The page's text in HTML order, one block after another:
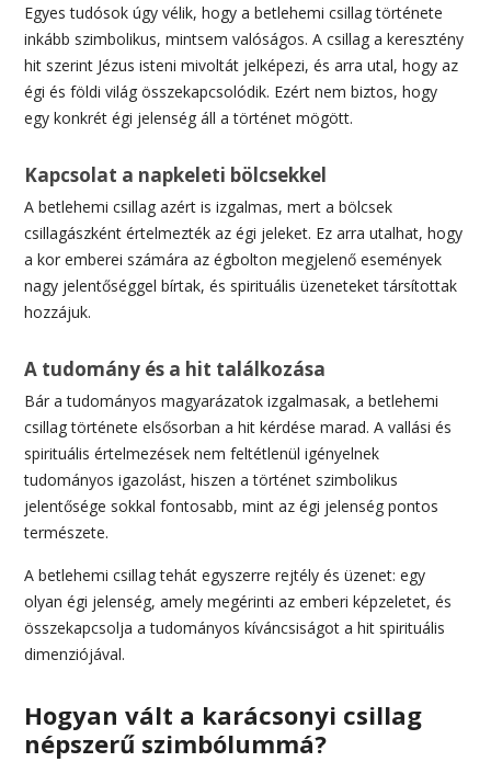
Egyes tudósok úgy vélik, hogy a betlehemi csillag története
inkább szimbolikus, mintsem valóságos. A csillag a keresztény
hit szerint Jézus isteni mivoltát jelképezi, és arra utal, hogy az
égi és földi világ összekapcsolódik. Ezért nem biztos, hogy
egy konkrét égi jelenség áll a történet mögött.
Kapcsolat a napkeleti bölcsekkel
A betlehemi csillag azért is izgalmas, mert a bölcsek
csillagászként értelmezték az égi jeleket. Ez arra utalhat, hogy
a kor emberei számára az égbolton megjelenő események
nagy jelentőséggel bírtak, és spirituális üzeneteket társítottak
hozzájuk.
A tudomány és a hit találkozása
Bár a tudományos magyarázatok izgalmasak, a betlehemi
csillag története elsősorban a hit kérdése marad. A vallási és
spirituális értelmezések nem feltétlenül igényelnek
tudományos igazolást, hiszen a történet szimbolikus
jelentősége sokkal fontosabb, mint az égi jelenség pontos
természete.
A betlehemi csillag tehát egyszerre rejtély és üzenet: egy
olyan égi jelenség, amely megérinti az emberi képzeletet, és
összekapcsolja a tudományos kíváncsiságot a hit spirituális
dimenziójával.
Hogyan vált a karácsonyi csillag
népszerű szimbólummá?